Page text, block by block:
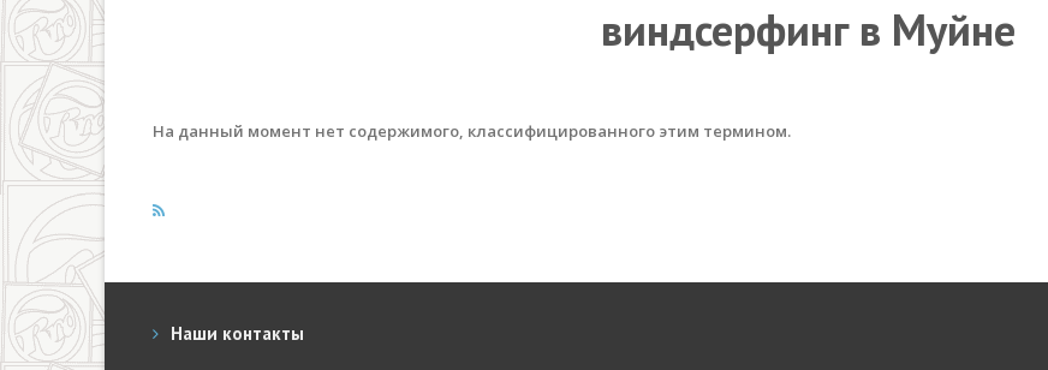
виндсерфинг в Муйне
На данный момент нет содержимого, классифицированного этим термином.
Наши контакты